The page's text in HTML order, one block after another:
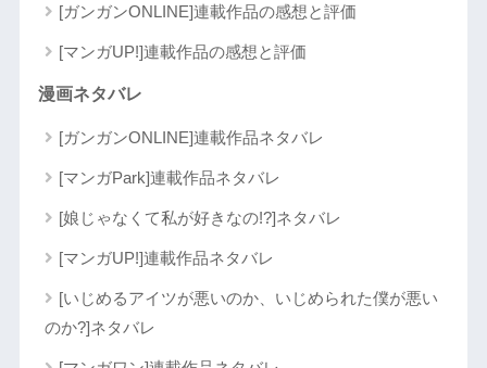
[ガンガンONLINE]連載作品の感想と評価
[マンガUP!]連載作品の感想と評価
漫画ネタバレ
[ガンガンONLINE]連載作品ネタバレ
[マンガPark]連載作品ネタバレ
[娘じゃなくて私が好きなの!?]ネタバレ
[マンガUP!]連載作品ネタバレ
[いじめるアイツが悪いのか、いじめられた僕が悪い
のか?]ネタバレ